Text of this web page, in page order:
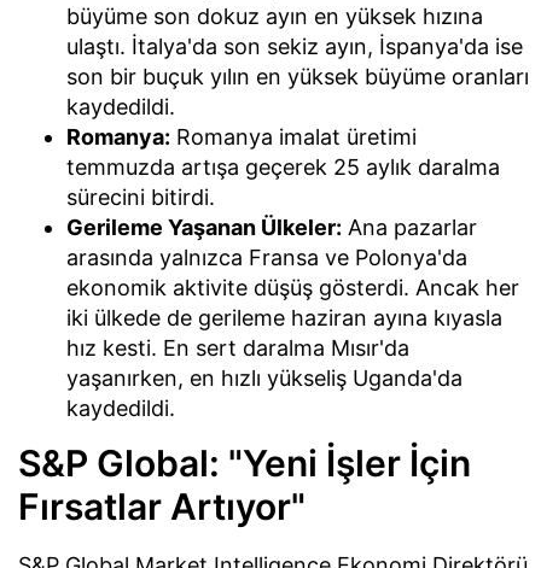
büyüme son dokuz ayın en yüksek hızına
ulaştı. İtalya'da son sekiz ayın, İspanya'da ise
son bir buçuk yılın en yüksek büyüme oranları
kaydedildi.
Romanya: Romanya imalat üretimi
temmuzda artışa geçerek 25 aylık daralma
sürecini bitirdi.
Gerileme Yaşanan Ülkeler: Ana pazarlar
arasında yalnızca Fransa ve Polonya'da
ekonomik aktivite düşüş gösterdi. Ancak her
iki ülkede de gerileme haziran ayına kıyasla
hız kesti. En sert daralma Mısır'da
yaşanırken, en hızlı yükseliş Uganda'da
kaydedildi.
S&P Global: "Yeni İşler İçin
Fırsatlar Artıyor"